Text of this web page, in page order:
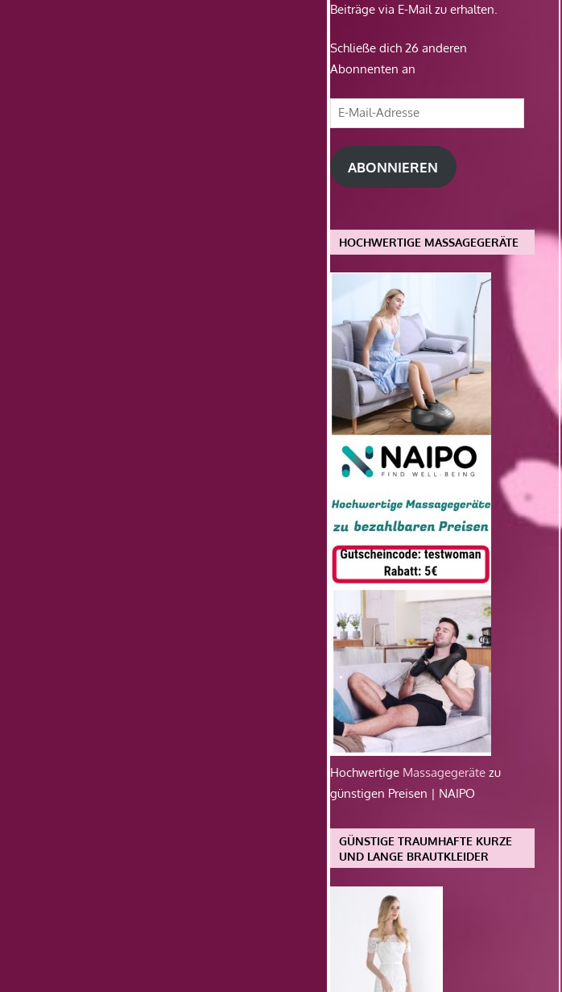
Beiträge via E-Mail zu erhalten.
Schließe dich 26 anderen
Abonnenten an
E-
Mail-
Adresse
ABONNIEREN
HOCHWERTIGE MASSAGEGERÄTE
Hochwertige Massagegeräte zu
günstigen Preisen | NAIPO
GÜNSTIGE TRAUMHAFTE KURZE
UND LANGE BRAUTKLEIDER